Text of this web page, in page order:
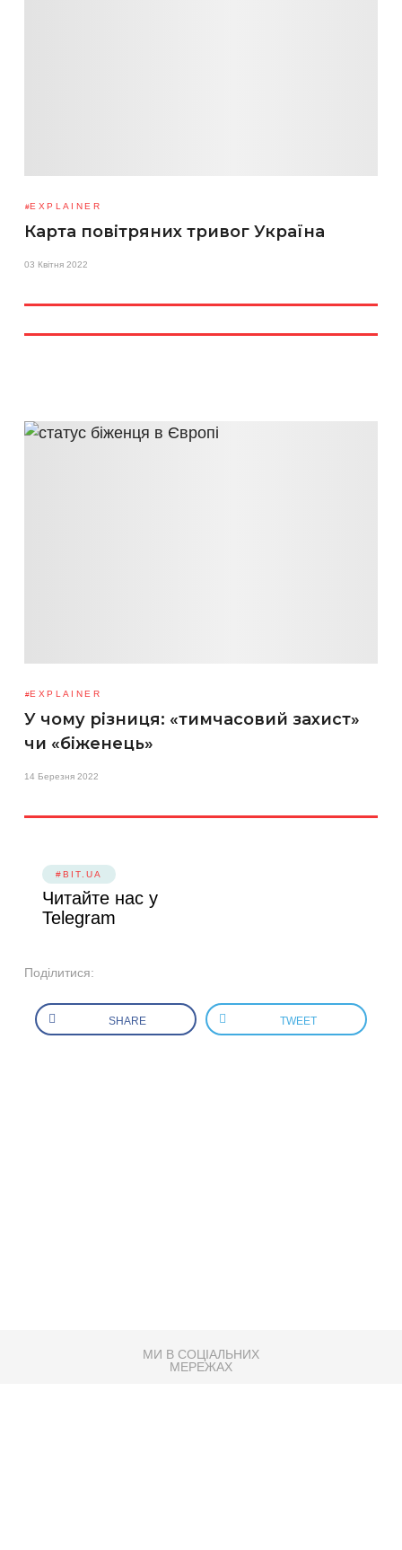
EXPLAINER
Карта повітряних тривог Україна
03 Квітня 2022
EXPLAINER
У чому різниця: «тимчасовий захист»
чи «біженець»
14 Березня 2022
#BIT.UA
Читайте нас у
Telegram
Поділитися:
SHARE TWEET
МИ В СОЦІАЛЬНИХ
МЕРЕЖАХ